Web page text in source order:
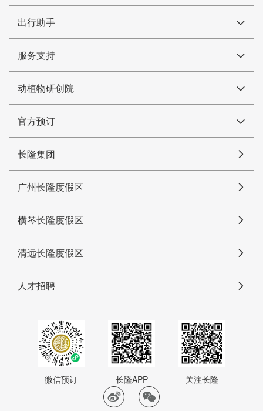
出行助手
服务支持
动植物研创院
官方预订
长隆集团
广州长隆度假区
横琴长隆度假区
清远长隆度假区
人才招聘
微信预订 长隆APP 关注长隆